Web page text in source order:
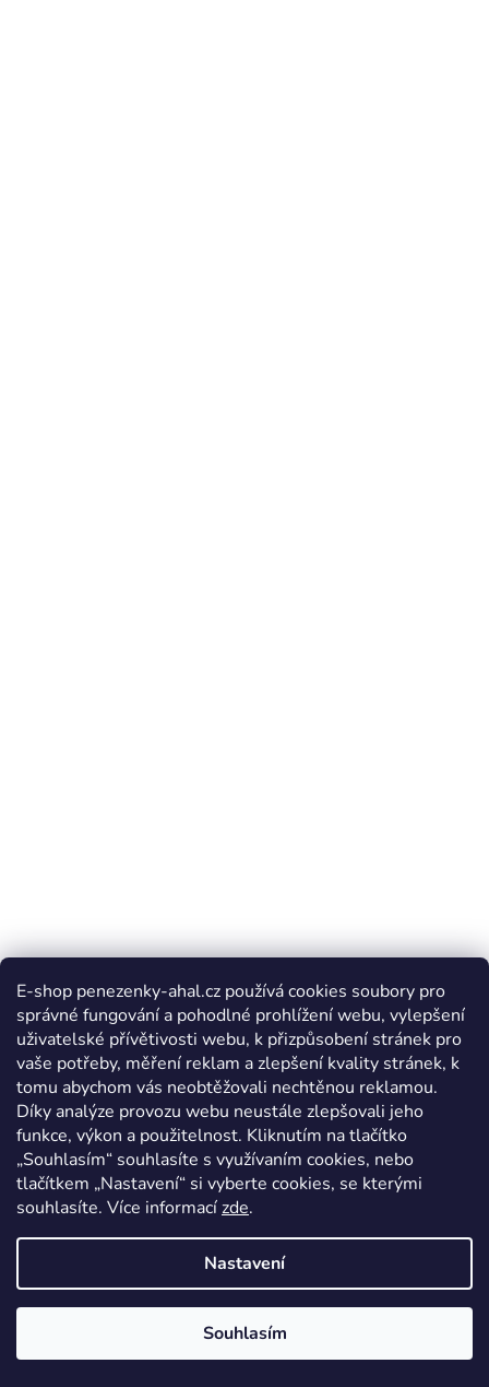
E-shop penezenky-ahal.cz používá cookies soubory pro
správné fungování a pohodlné prohlížení webu, vylepšení
uživatelské přívětivosti webu, k přizpůsobení stránek pro
vaše potřeby, měření reklam a zlepšení kvality stránek, k
tomu abychom vás neobtěžovali nechtěnou reklamou.
Díky analýze provozu webu neustále zlepšovali jeho
funkce, výkon a použitelnost. Kliknutím na tlačítko
„Souhlasím“ souhlasíte s využívaním cookies, nebo
tlačítkem „Nastavení“ si vyberte cookies, se kterými
souhlasíte. Více informacízde.
Nastavení
Souhlasím